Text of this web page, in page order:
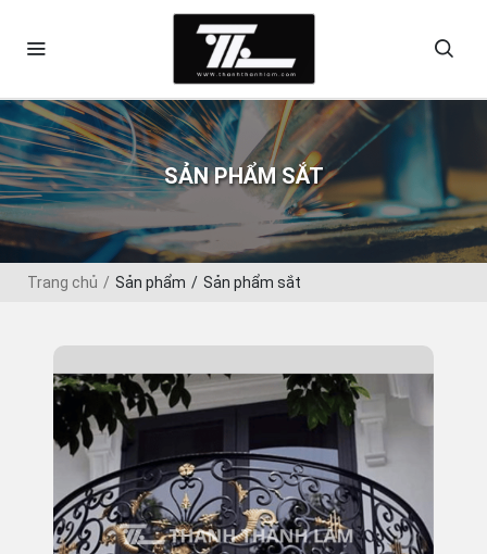
SẢN PHẨM SẮT
Trang chủ Sản phẩm Sản phẩm sắt